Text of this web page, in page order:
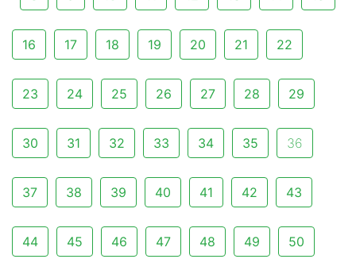
16 17 18 19 20 21 22
23 24 25 26 27 28 29
30 31 32 33 34 35 36
37 38 39 40 41 42 43
44 45 46 47 48 49 50